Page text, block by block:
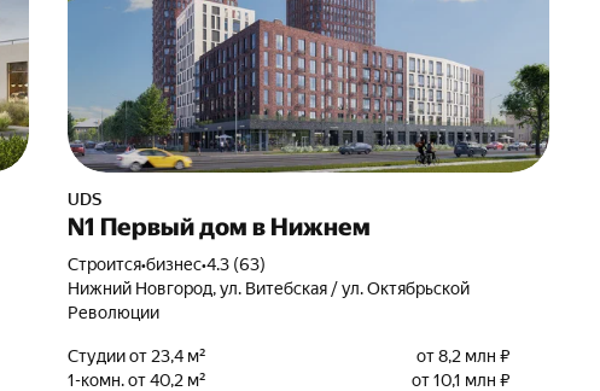
UDS
N1 Первый дом в Нижнем
Строится•бизнес•4.3 (63)
Нижний Новгород, ул. Витебская / ул. Октябрьской
Революции
Студии от 23,4 м²
от 8,2 млн ₽
1-комн. от 40,2 м²
от 10,1 млн ₽